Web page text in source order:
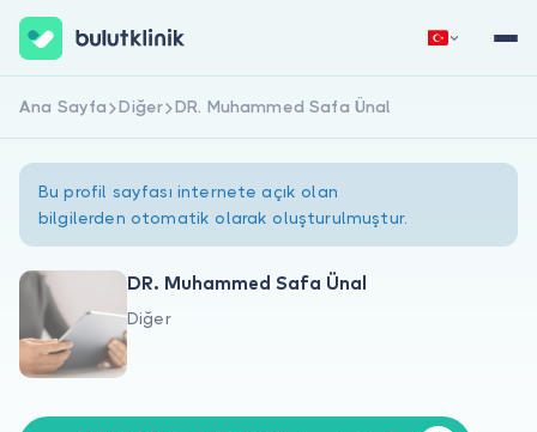
Hakkımızda
Hemen Kaydol Giriş Yap
Ana Sayfa Diğer DR. Muhammed Safa Ünal
Bu profil sayfası internete açık olan
bilgilerden otomatik olarak oluşturulmuştur.
DR. Muhammed Safa Ünal
Diğer